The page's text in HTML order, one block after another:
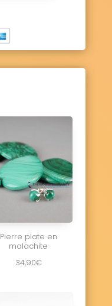
Pierre plate en
malachite
34,90€